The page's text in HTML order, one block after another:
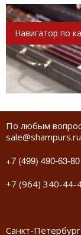
Навигатор по
По любым
sale@shampurs.ru
+7 (499) 490-63-80
+7 (964) 340-44-
Санкт-Петербург